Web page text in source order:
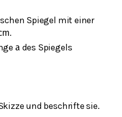
Spiegel mit einer
.
a des Spiegels
und beschrifte sie.